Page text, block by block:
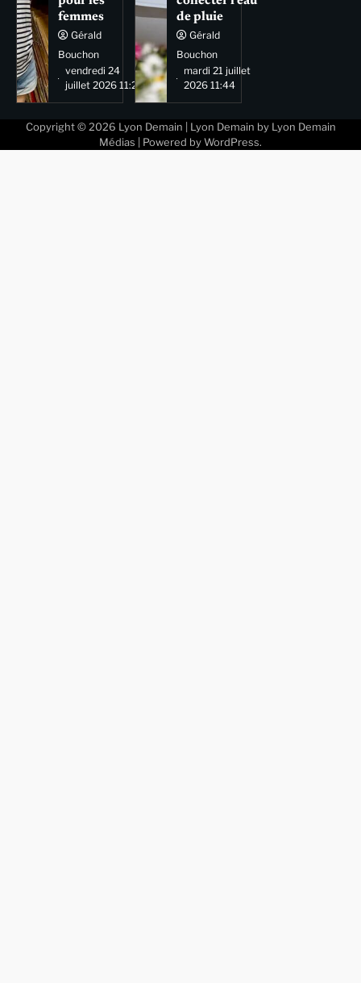
femmes
Gérald
Bouchon
vendredi 24
juillet 2026 11:29
de pluie
Gérald
Bouchon
mardi 21 juillet
2026 11:44
Copyright © 2026 Lyon Demain | Lyon Demain by Lyon Demain
Médias | Powered by WordPress.